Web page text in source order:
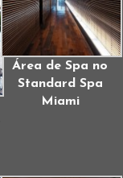
Área de Spa no
Standard Spa
Miami